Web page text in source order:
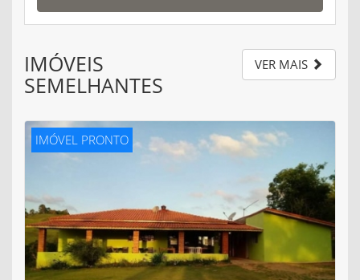
IMÓVEIS
SEMELHANTES
VER MAIS
IMÓVEL PRONTO